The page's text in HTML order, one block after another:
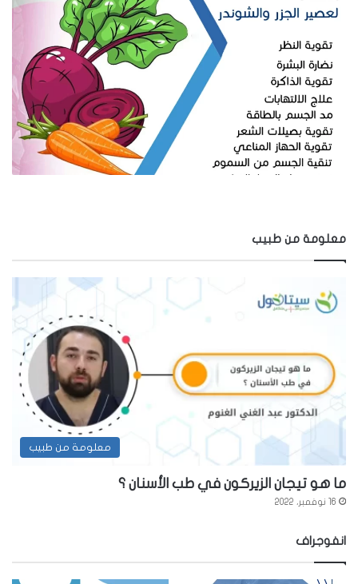
معلومة من طبيب
معلومة من طبيب
ما هو تيجان الزيركون في طب الأسنان ؟
16 نوفمبر، 2022
انفوجراف